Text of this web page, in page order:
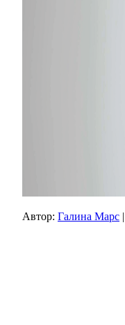
Автор: Галина Марс